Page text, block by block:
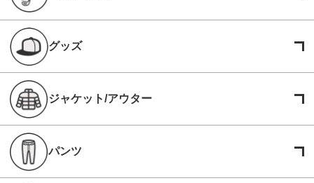
グッズ
ジャケット/アウター
パンツ